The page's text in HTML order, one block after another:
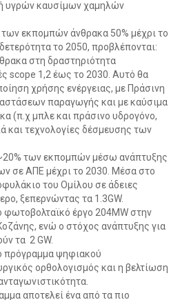
υγρών καυσίμων χαμηλών
των εκπομπών άνθρακα 50% μέχρι το
το 2050, προβλέπονται:
στη δραστηριότητα
scope 1,2 έως το 2030. Αυτό θα
χρήσης ενέργειας, με Πράσινη
παραγωγής και με καύσιμα
(π.χ μπλε και πράσινο υδρογόνο,
και τεχνολογίες δέσμευσης των
των εκπομπών μέσω ανάπτυξης
σε ΑΠΕ μέχρι το 2030. Μέσα στο
του Ομίλου σε άδειες
ξεπερνώντας τα 1.3GW.
φωτοβολταϊκό έργο 204ΜW στην
ενώ ο στόχος ανάπτυξης για
τα 2 GW.
πρόγραμμα ψηφιακού
ορθολογισμός και η βελτίωση
αποτελεί ένα από τα πιο